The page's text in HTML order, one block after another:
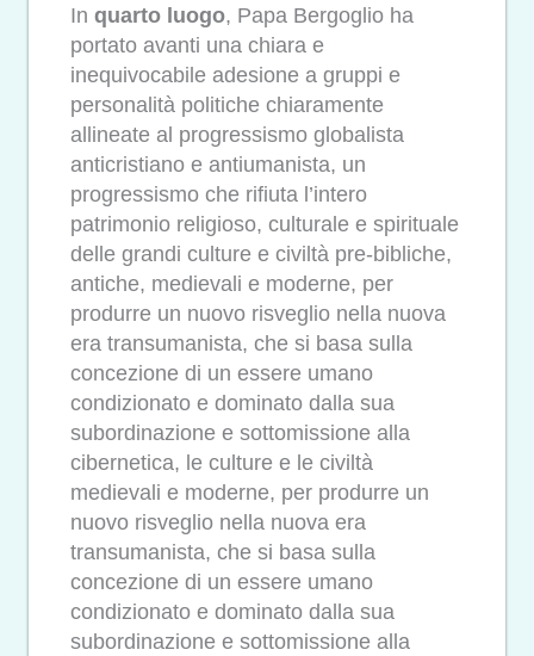
In quarto luogo, Papa Bergoglio ha
portato avanti una chiara e
inequivocabile adesione a gruppi e
personalità politiche chiaramente
allineate al progressismo globalista
anticristiano e antiumanista, un
progressismo che rifiuta l’intero
patrimonio religioso, culturale e spirituale
delle grandi culture e civiltà pre-bibliche,
antiche, medievali e moderne, per
produrre un nuovo risveglio nella nuova
era transumanista, che si basa sulla
concezione di un essere umano
condizionato e dominato dalla sua
subordinazione e sottomissione alla
cibernetica, le culture e le civiltà
medievali e moderne, per produrre un
nuovo risveglio nella nuova era
transumanista, che si basa sulla
concezione di un essere umano
condizionato e dominato dalla sua
subordinazione e sottomissione alla